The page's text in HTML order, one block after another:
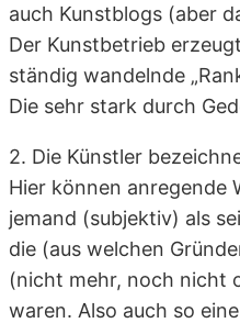
auch Kunstblogs (aber
Der Kunstbetrieb
ständig wandelnde
Die sehr stark durch
2. Die Künstler
Hier können anregende
jemand (subjektiv) als
die (aus welchen
(nicht mehr, noch nicht
waren. Also auch so